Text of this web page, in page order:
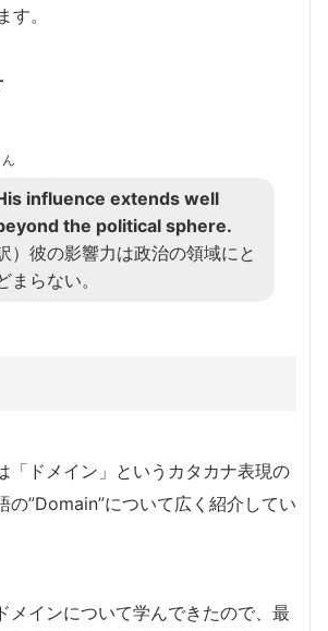
す。
influence extends well
the political sphere.
）彼の影響力は政治の領域にと
まらない。
「ドメイン」というカタカナ表現の
の”Domain”について広く紹介してい
メインについて学んできたので、最